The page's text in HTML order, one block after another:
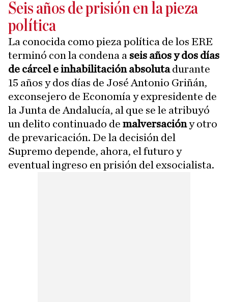
Seis años de prisión en la pieza
política
La conocida como pieza política de los ERE
terminó con la condena a seis años y dos días
de cárcel e inhabilitación absolutadurante
15 años y dos días de José Antonio Griñán,
exconsejero de Economía y expresidente de
la Junta de Andalucía, al que se le atribuyó
un delito continuado de malversacióny otro
de prevaricación. De la decisión del
Supremo depende, ahora, el futuro y
eventual ingreso en prisión del exsocialista.